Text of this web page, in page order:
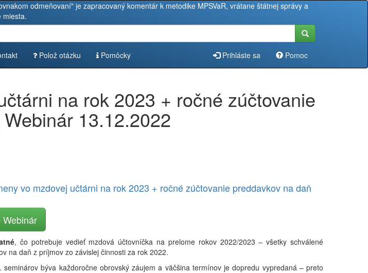
odmeňovaní" je zapracovaný komentár k metodike MPSVaR, vrátane štátnej správy a
miesta.
Polož otázku Pomôcky Prihláste sa Pomoc
na rok 2023 + ročné zúčtovanie
13.12.2022
vo mzdovej učtárni na rok 2023 + ročné zúčtovanie preddavkov na daň
Webinár
, čo potrebuje vedieť mzdová účtovníčka na prelome rokov 2022/2023 – všetky schválené
na daň z príjmov zo závislej činnosti za rok 2022.
býva každoročne obrovský záujem a väčšina termínov je dopredu vypredaná – preto